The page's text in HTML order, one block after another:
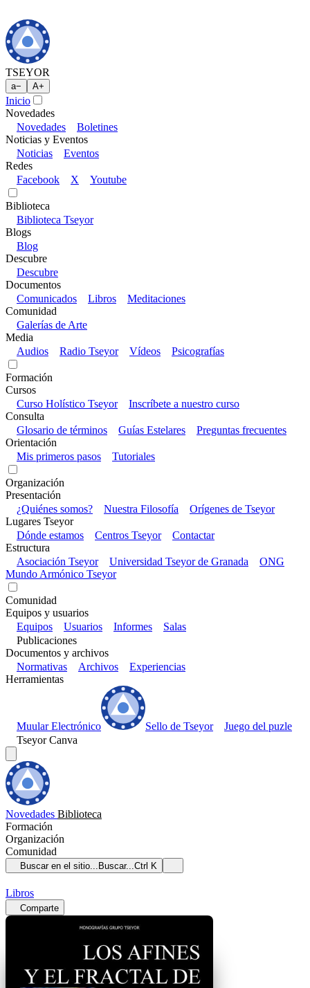
TSEYOR
a− A+
Inicio
Novedades
Novedades
Boletines
Noticias y Eventos
Noticias
Eventos
Redes
Facebook
X Youtube
Biblioteca
Biblioteca Tseyor
Blogs
Blog
Descubre
Descubre
Documentos
Comunicados
Libros
Meditaciones
Comunidad
Galerías de Arte
Media
Audios
Radio Tseyor Vídeos Psicografías
Formación
Cursos
Curso Holístico Tseyor
Inscríbete a nuestro curso
Consulta
Glosario de términos
Guías Estelares
Preguntas frecuentes
Orientación
Mis primeros pasos
Tutoriales
Organización
Presentación
¿Quiénes somos?
Nuestra Filosofía
Orígenes de Tseyor
Lugares Tseyor
Dónde estamos
Centros Tseyor
Contactar
Estructura
Asociación Tseyor
Universidad Tseyor de Granada
ONG
Mundo Armónico Tseyor
Comunidad
Equipos y usuarios
Equipos
Usuarios Informes
Salas
Publicaciones
Documentos y archivos
Normativas
Archivos
Experiencias
Herramientas
Muular Electrónico Sello de Tseyor
Juego del puzle
Tseyor Canva
Novedades Biblioteca
Formación
Organización
Comunidad
Buscar en el sitio... Buscar...Ctrl K
Libros
Comparte